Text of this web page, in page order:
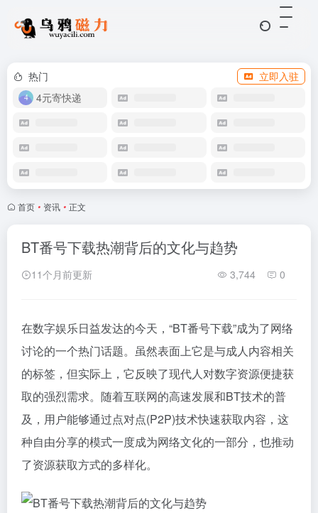
热门
立即入驻
4元寄快递
首页 • 资讯 • 正文
BT番号下载热潮背后的文化与趋势
11个月前更新 3,744 0
在数字娱乐日益发达的今天，“BT番号下载”成为了网络
讨论的一个热门话题。虽然表面上它是与成人内容相关
的标签，但实际上，它反映了现代人对数字资源便捷获
取的强烈需求。随着互联网的高速发展和BT技术的普
及，用户能够通过点对点(P2P)技术快速获取内容，这
种自由分享的模式一度成为网络文化的一部分，也推动
了资源获取方式的多样化。